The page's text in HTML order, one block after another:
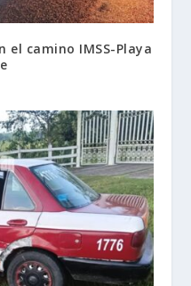
camino IMSS-Playa